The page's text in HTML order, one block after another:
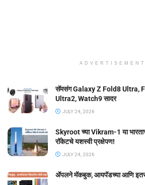
ADVERTISEMENT
सॅमसंग Galaxy Z Fold8 Ultra,
Ultra2, Watch9 सादर
JULY 24, 2026
Skyroot च्या Vikram-1 या
रॉकेटचे यशस्वी प्रक्षेपण!
JULY 24, 2026
ॲपलने मॅकबुक, आयपॅडच्या आणि इतर